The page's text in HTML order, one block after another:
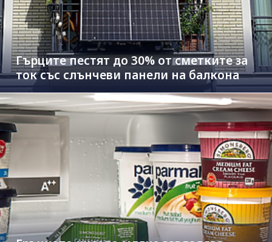
Гърците пестят до 30% от сметките за
ток със слънчеви панели на балкона